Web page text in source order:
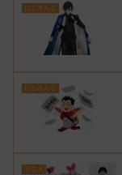
にじさんじ
にじさんじ
アニメ